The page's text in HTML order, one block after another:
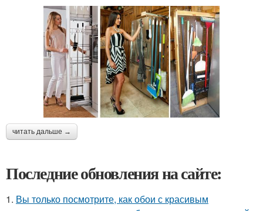
читать дальше →
Последние обновления на сайте:
1. Вы только посмотрите, как обои с красивым